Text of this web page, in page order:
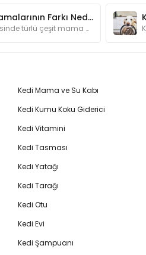
Tahılsız Köpek Mamalarının Farkı Nedir? Neden Kullanmalıyım?
Köpeklerin beslenmesinde türlü çeşit mama bulunmaktadır. Bu kadar mama çeşidinin arasında tahılsız mamaların özelliği nedir ve neden tercih edilir?
Kedi Mama ve Su Kabı
Kedi Kumu Koku Giderici
Kedi Vitamini
Kedi Tasması
Kedi Yatağı
Kedi Tarağı
Kedi Otu
Kedi Evi
Kedi Şampuanı